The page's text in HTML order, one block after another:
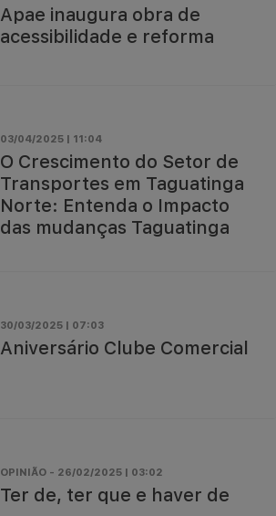
Apae inaugura obra de
acessibilidade e reforma
03/04/2025 | 11:04
O Crescimento do Setor de
Transportes em Taguatinga
Norte: Entenda o Impacto
das mudanças Taguatinga
30/03/2025 | 07:03
Aniversário Clube Comercial
OPINIÃO - 26/02/2025 | 03:02
Ter de, ter que e haver de